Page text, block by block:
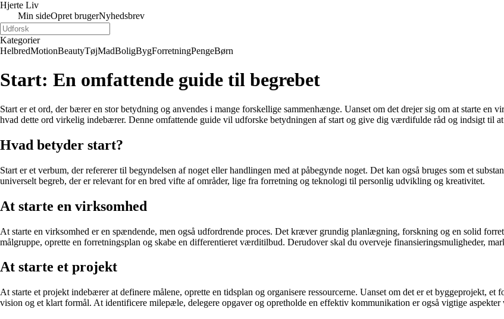
Hjerte Liv
Min sideOpret brugerNyhedsbrev
Kategorier
HelbredMotionBeautyTøjMadBoligBygForretningPengeBørn
Start: En omfattende guide til begrebet
Start er et ord, der bærer en stor betydning og anvendes i mange forskellige sammenhænge. Uanset om det drejer sig om at starte en
hvad dette ord virkelig indebærer. Denne omfattende guide vil udforske betydningen af start og give dig værdifulde råd og indsigt til
Hvad betyder start?
Start er et verbum, der refererer til begyndelsen af noget eller handlingen med at påbegynde noget. Det kan også bruges som et
universelt begreb, der er relevant for en bred vifte af områder, lige fra forretning og teknologi til personlig udvikling og kreativitet.
At starte en virksomhed
At starte en virksomhed er en spændende, men også udfordrende proces. Det kræver grundig planlægning, forskning og en solid
målgruppe, oprette en forretningsplan og skabe en differentieret værditilbud. Derudover skal du overveje finansieringsmuligheder,
At starte et projekt
At starte et projekt indebærer at definere målene, oprette en tidsplan og organisere ressourcerne. Uanset om det er et byggeprojekt,
vision og et klart formål. At identificere milepæle, delegere opgaver og opretholde en effektiv kommunikation er også vigtige aspekter